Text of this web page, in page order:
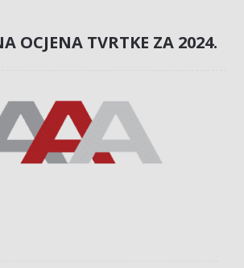
OCJENA TVRTKE ZA 2024.